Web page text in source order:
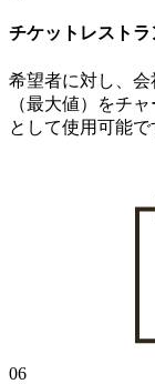
チケットレストラ
希望者に対し、会
（最大値）をチ
として使用可能で
06